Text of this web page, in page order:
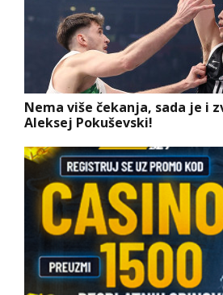
Nema više čekanja, sada je i
Aleksej Pokuševski!